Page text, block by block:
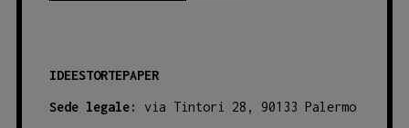
IDEESTORTEPAPER
Sede legale: via Tintori 28, 90133 Palermo